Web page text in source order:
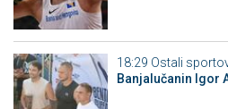
18:29 Ostali
Banjalučanin Igor